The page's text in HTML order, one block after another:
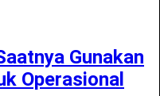
Gunakan
Operasional